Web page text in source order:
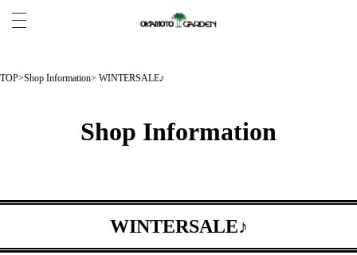
TOP>Shop Information> WINTERSALE♪
Shop Information
WINTERSALE♪